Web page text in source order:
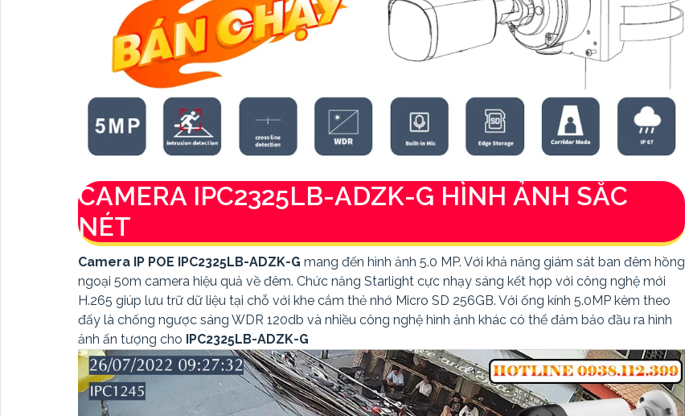
CAMERA IPC2325LB-ADZK-G HÌNH ẢNH SẮC
NÉT
Camera IP POE IPC2325LB-ADZK-G mang đến hình ảnh 5.0 MP. Với khả năng giám sát ban đêm hồng
ngoại 50m camera hiệu quả về đêm. Chức năng Starlight cực nhạy sáng kết hợp với công nghệ mới
H.265 giúp lưu trữ dữ liệu tại chỗ với khe cắm thẻ nhớ Micro SD 256GB. Với ống kính 5.0MP kèm theo
đấy là chống ngược sáng WDR 120db và nhiều công nghệ hình ảnh khác có thể đảm bảo đầu ra hình
ảnh ấn tượng cho IPC2325LB-ADZK-G